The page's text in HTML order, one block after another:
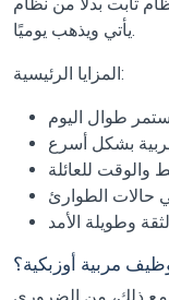
يأتي ويذهب يوميًا.
المزايا الرئيسية:
طوال اليوم
بشكل أسرع
والوقت للعائلة
حالات الطوارئ
وطويلة الأمد
مربية أوزبكية؟